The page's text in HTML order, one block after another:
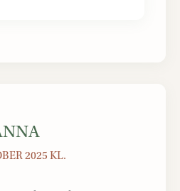
2025 KL.